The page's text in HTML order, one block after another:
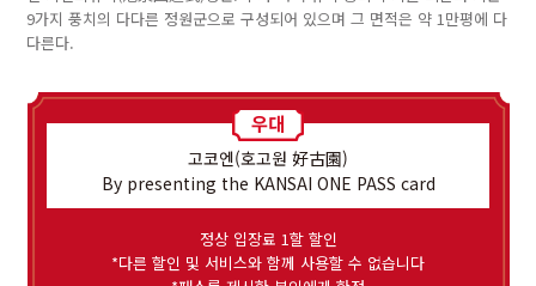
9가지 풍치의 다다른 정원군으로 구성되어 있으며 그 면적은 약 1만평에 다
다른다.
고코엔(호고원 好古園)
By presenting the KANSAI ONE PASS card
정상 입장료 1할 할인
*다른 할인 및 서비스와 함께 사용할 수 없습니다